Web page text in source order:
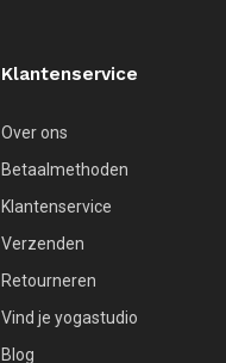
Klantenservice
Over ons
Betaalmethoden
Klantenservice
Verzenden
Retourneren
Vind je yogastudio
Blog